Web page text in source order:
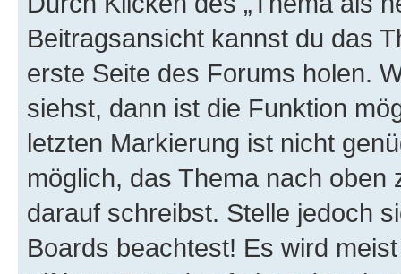
Beitragsansicht kannst du das
erste Seite des Forums holen.
siehst, dann ist die Funktion
letzten Markierung ist nicht
möglich, das Thema nach oben
darauf schreibst. Stelle jedoch
Boards beachtest! Es wird